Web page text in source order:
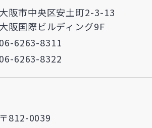
大阪市中央区安土町2-3-13
大阪国際ビルディング9F
06-6263-8311
06-6263-8322
〒812-0039